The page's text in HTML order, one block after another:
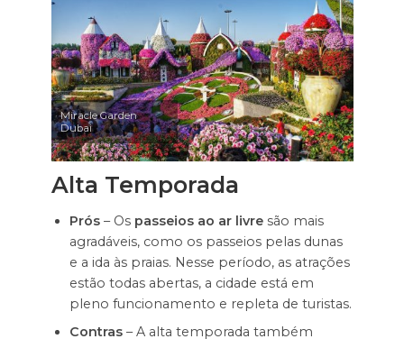
Miracle Garden
Dubai
Alta Temporada
Prós– Os passeios ao ar livresão mais
agradáveis, como os passeios pelas dunas
e a ida às praias. Nesse período, as atrações
estão todas abertas, a cidade está em
pleno funcionamento e repleta de turistas.
Contras– A alta temporada também